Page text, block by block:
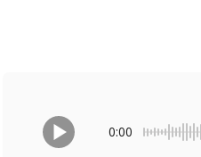
0:00